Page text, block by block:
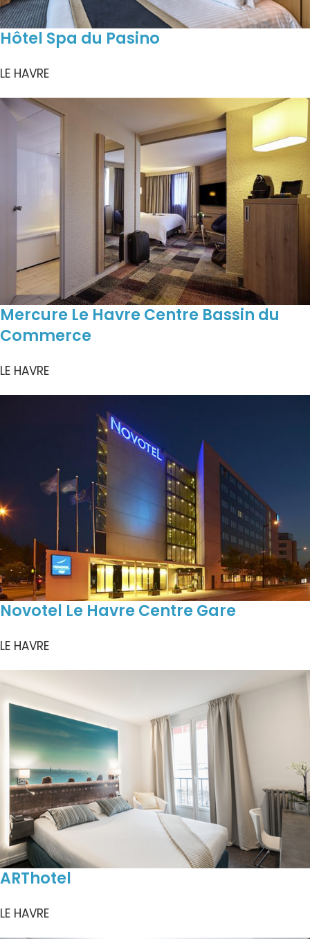
Hôtel Spa du Pasino
LE HAVRE
Mercure Le Havre Centre Bassin du
Commerce
LE HAVRE
Novotel Le Havre Centre Gare
LE HAVRE
ARThotel
LE HAVRE